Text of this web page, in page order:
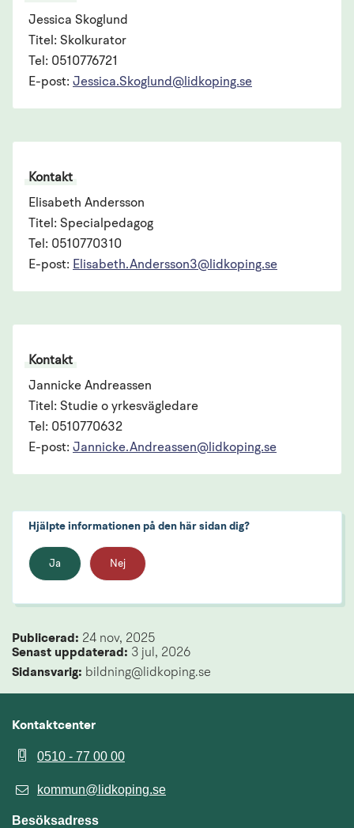
Jessica Skoglund
Titel: Skolkurator
Tel: 0510776721
E-post: Jessica.Skoglund@lidkoping.se
Kontakt
Elisabeth Andersson
Titel: Specialpedagog
Tel: 0510770310
E-post: Elisabeth.Andersson3@lidkoping.se
Kontakt
Jannicke Andreassen
Titel: Studie o yrkesvägledare
Tel: 0510770632
E-post: Jannicke.Andreassen@lidkoping.se
Hjälpte informationen på den här sidan dig?
Ja Nej
Publicerad: 24 nov, 2025
Senast uppdaterad: 3 jul, 2026
Sidansvarig: bildning@lidkoping.se
Kontaktcenter
0510 - 77 00 00
kommun@lidkoping.se
Besöksadress